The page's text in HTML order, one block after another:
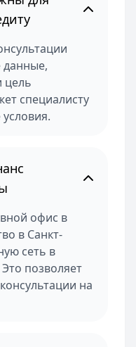
данные,
цель
специалисту
офис в
в Санкт-
сеть в
позволяет
на